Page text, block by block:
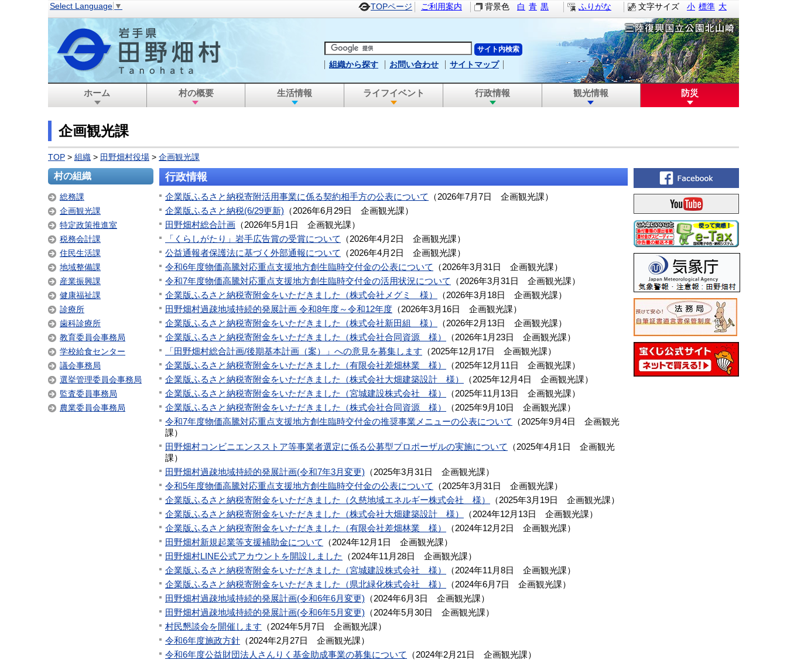
文字サイズ 小 標準 大
Select Language ▼ TOPページ ご利用案内 背景色 白 青 黒 ふりがな
組織から探す お問い合わせ サイトマップ
ホーム 村の概要 生活情報 ライフイベント 行政情報 観光情報 防災
企画観光課
TOP > 組織 > 田野畑村役場 > 企画観光課
行政情報
企業版ふるさと納税寄附活用事業に係る契約相手方の公表について （2026年7月7日 企画観光課）
企業版ふるさと納税(6/29更新) （2026年6月29日 企画観光課）
田野畑村総合計画 （2026年5月1日 企画観光課）
「くらしがたり」岩手広告賞の受賞について
（2026年4月2日 企画観光課）
公益通報者保護法に基づく外部通報について
（2026年4月2日 企画観光課）
令和6年度物価高騰対応重点支援地方創生臨時交付金の公表について
（2026年3月31日 企画観光課）
令和7年度物価高騰対応重点支援地方創生臨時交付金の活用状況について
（2026年3月31日 企画観光課）
企業版ふるさと納税寄附金をいただきました（株式会社メグミ 様）
（2026年3月18日 企画観光課）
田野畑村過疎地域持続的発展計画 令和8年度～令和12年度 （2026年3月16日 企画観光課）
企業版ふるさと納税寄附金をいただきました（株式会社新田組 様）
（2026年2月13日 企画観光課）
企業版ふるさと納税寄附金をいただきました（株式会社合同資源 様）
（2026年1月23日 企画観光課）
「田野畑村総合計画/後期基本計画（案）」への意見を募集します （2025年12月17日 企画観光課）
企業版ふるさと納税寄附金をいただきました（有限会社差畑林業 様）
（2025年12月11日 企画観光課）
企業版ふるさと納税寄附金をいただきました（株式会社大畑建築設計 様）
（2025年12月4日 企画観光課）
企業版ふるさと納税寄附金をいただきました（宮城建設株式会社 様）
（2025年11月13日 企画観光課）
企業版ふるさと納税寄附金をいただきました（株式会社合同資源 様）
（2025年9月10日 企画観光課）
令和7年度物価高騰対応重点支援地方創生臨時交付金の推奨事業メニューの公表について
（2025年9月4日
企画観光
課）
田野畑村コンビニエンスストア等事業者選定に係る公募型プロポーザルの実施について
（2025年4月1日
企画観光
課）
田野畑村過疎地域持続的発展計画(令和7年3月変更) （2025年3月31日 企画観光課）
令和5年度物価高騰対応重点支援地方創生臨時交付金の公表について
（2025年3月31日 企画観光課）
企業版ふるさと納税寄附金をいただきました（久慈地域エネルギー株式会社 様）
（2025年3月19日 企画観光課）
企業版ふるさと納税寄附金をいただきました（株式会社大畑建築設計 様）
（2024年12月13日 企画観光課）
企業版ふるさと納税寄附金をいただきました（有限会社差畑林業 様）
（2024年12月2日 企画観光課）
田野畑村新規起業等支援補助金について
（2024年12月1日 企画観光課）
田野畑村LINE公式アカウントを開設しました
（2024年11月28日 企画観光課）
企業版ふるさと納税寄附金をいただきました（宮城建設株式会社 様）
（2024年11月8日 企画観光課）
企業版ふるさと納税寄附金をいただきました（県北緑化株式会社 様）
（2024年6月7日 企画観光課）
田野畑村過疎地域持続的発展計画(令和6年6月変更) （2024年6月3日 企画観光課）
田野畑村過疎地域持続的発展計画(令和6年5月変更) （2024年5月30日 企画観光課）
村民懇談会を開催します （2024年5月7日 企画観光課）
令和6年度施政方針 （2024年2月27日 企画観光課）
令和6年度公益財団法人さんりく基金助成事業の募集について
（2024年2月21日 企画観光課）
村の組織
総務課
企画観光課
特定政策推進室
税務会計課
住民生活課
地域整備課
産業振興課
健康福祉課
診療所
歯科診療所
教育委員会事務局
学校給食センター
議会事務局
選挙管理委員会事務局
監査委員事務局
農業委員会事務局